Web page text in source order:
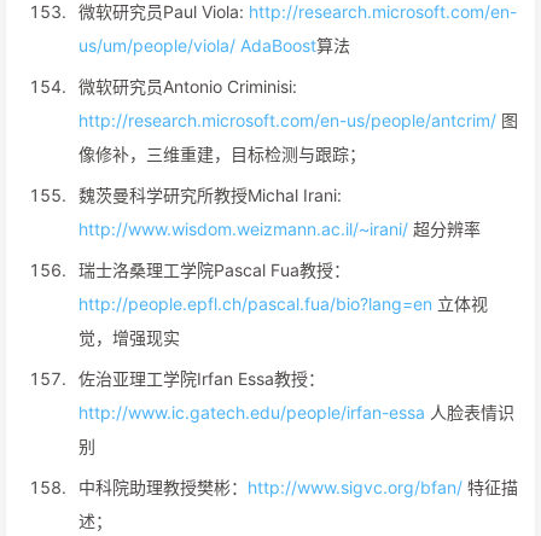
微软研究员Paul Viola: http://research.microsoft.com/en-
us/um/people/viola/ AdaBoost算法
微软研究员Antonio Criminisi:
http://research.microsoft.com/en-us/people/antcrim/ 图
像修补，三维重建，目标检测与跟踪；
魏茨曼科学研究所教授Michal Irani:
http://www.wisdom.weizmann.ac.il/~irani/ 超分辨率
瑞士洛桑理工学院Pascal Fua教授：
http://people.epfl.ch/pascal.fua/bio?lang=en 立体视
觉，增强现实
佐治亚理工学院Irfan Essa教授：
http://www.ic.gatech.edu/people/irfan-essa 人脸表情识
别
中科院助理教授樊彬： http://www.sigvc.org/bfan/ 特征描
述；